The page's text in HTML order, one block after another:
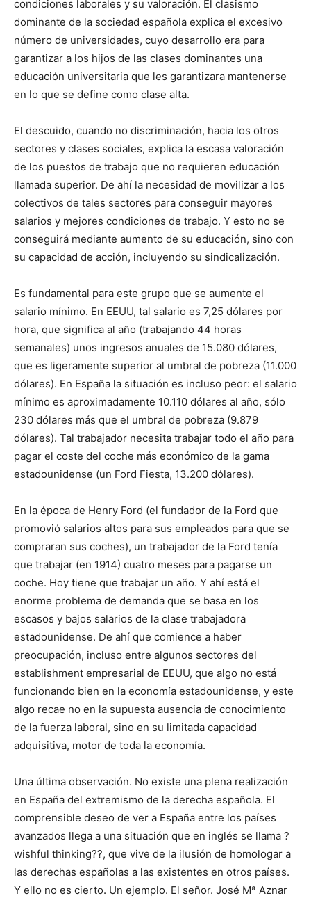
condiciones laborales y su valoración. El clasismo
dominante de la sociedad española explica el excesivo
número de universidades, cuyo desarrollo era para
garantizar a los hijos de las clases dominantes una
educación universitaria que les garantizara mantenerse
en lo que se define como clase alta.
El descuido, cuando no discriminación, hacia los otros
sectores y clases sociales, explica la escasa valoración
de los puestos de trabajo que no requieren educación
llamada superior. De ahí la necesidad de movilizar a los
colectivos de tales sectores para conseguir mayores
salarios y mejores condiciones de trabajo. Y esto no se
conseguirá mediante aumento de su educación, sino con
su capacidad de acción, incluyendo su sindicalización.
Es fundamental para este grupo que se aumente el
salario mínimo. En EEUU, tal salario es 7,25 dólares por
hora, que significa al año (trabajando 44 horas
semanales) unos ingresos anuales de 15.080 dólares,
que es ligeramente superior al umbral de pobreza (11.000
dólares). En España la situación es incluso peor: el salario
mínimo es aproximadamente 10.110 dólares al año, sólo
230 dólares más que el umbral de pobreza (9.879
dólares). Tal trabajador necesita trabajar todo el año para
pagar el coste del coche más económico de la gama
estadounidense (un Ford Fiesta, 13.200 dólares).
En la época de Henry Ford (el fundador de la Ford que
promovió salarios altos para sus empleados para que se
compraran sus coches), un trabajador de la Ford tenía
que trabajar (en 1914) cuatro meses para pagarse un
coche. Hoy tiene que trabajar un año. Y ahí está el
enorme problema de demanda que se basa en los
escasos y bajos salarios de la clase trabajadora
estadounidense. De ahí que comience a haber
preocupación, incluso entre algunos sectores del
establishment empresarial de EEUU, que algo no está
funcionando bien en la economía estadounidense, y este
algo recae no en la supuesta ausencia de conocimiento
de la fuerza laboral, sino en su limitada capacidad
adquisitiva, motor de toda la economía.
Una última observación. No existe una plena realización
en España del extremismo de la derecha española. El
comprensible deseo de ver a España entre los países
avanzados llega a una situación que en inglés se llama ?
wishful thinking??, que vive de la ilusión de homologar a
las derechas españolas a las existentes en otros países.
Y ello no es cierto. Un ejemplo. El señor. José Mª Aznar